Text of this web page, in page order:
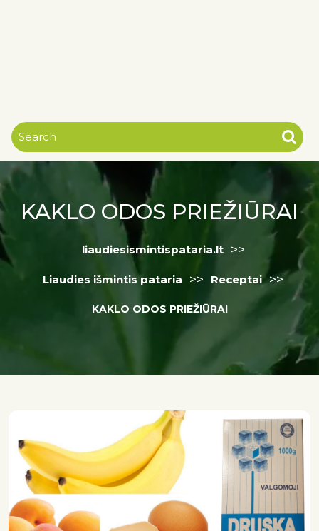
KAKLO ODOS PRIEŽIŪRAI
liaudiesismintispataria.lt >>
Liaudies išmintis pataria >> Receptai >>
KAKLO ODOS PRIEŽIŪRAI